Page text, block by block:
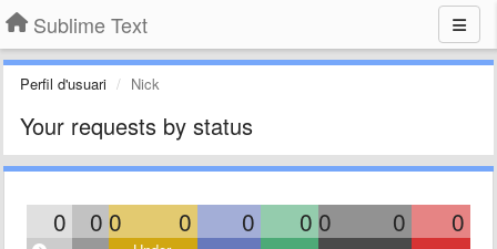
Sublime Text
Perfil d'usuari Nick
Your requests by status
0 0 0 0 0 0 0 0 0